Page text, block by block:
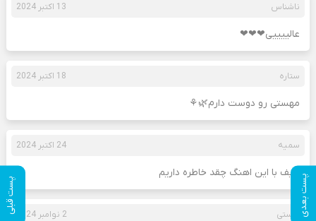
پست بعدی پست قبلی
ناشناس 13 اکتبر 2024
عالییییی❤❤❤
ستاره 18 اکتبر 2024
مهستی رو دوست دارم🌿⚘️
سمیه 24 اکتبر 2024
حیف با این اهنگ چقد خاطره داریم
هستی 2 نوامبر 2024